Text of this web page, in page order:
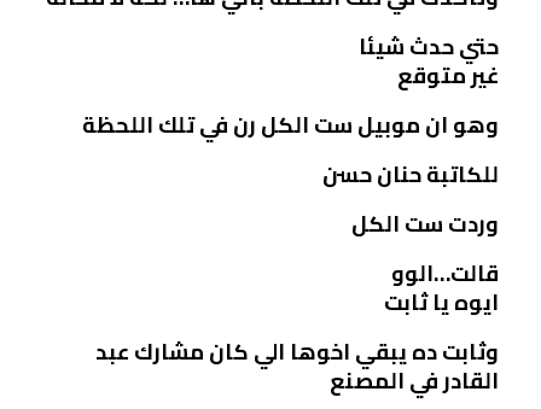
حتي حدث شيئا
غير متوقع
وهو ان موبيل ست الكل رن في تلك اللحظة
للكاتبة حنان حسن
وردت ست الكل
قالت…الوو
ايوه يا ثابت
وثابت ده يبقي اخوها الي كان مشارك عبد
القادر في المصنع